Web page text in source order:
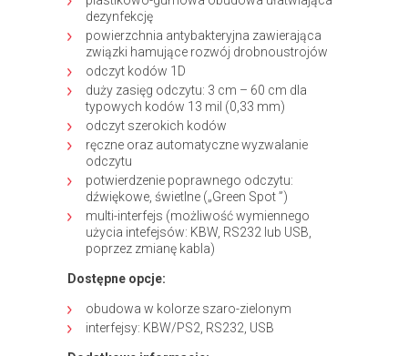
dezynfekcję
powierzchnia antybakteryjna zawierająca
związki hamujące rozwój drobnoustrojów
odczyt kodów 1D
duży zasięg odczytu: 3 cm – 60 cm dla
typowych kodów 13 mil (0,33 mm)
odczyt szerokich kodów
ręczne oraz automatyczne wyzwalanie
odczytu
potwierdzenie poprawnego odczytu:
dźwiękowe, świetlne („Green Spot ”)
multi-interfejs (możliwość wymiennego
użycia intefejsów: KBW, RS232 lub USB,
poprzez zmianę kabla)
Dostępne opcje:
obudowa w kolorze szaro-zielonym
interfejsy: KBW/PS2, RS232, USB